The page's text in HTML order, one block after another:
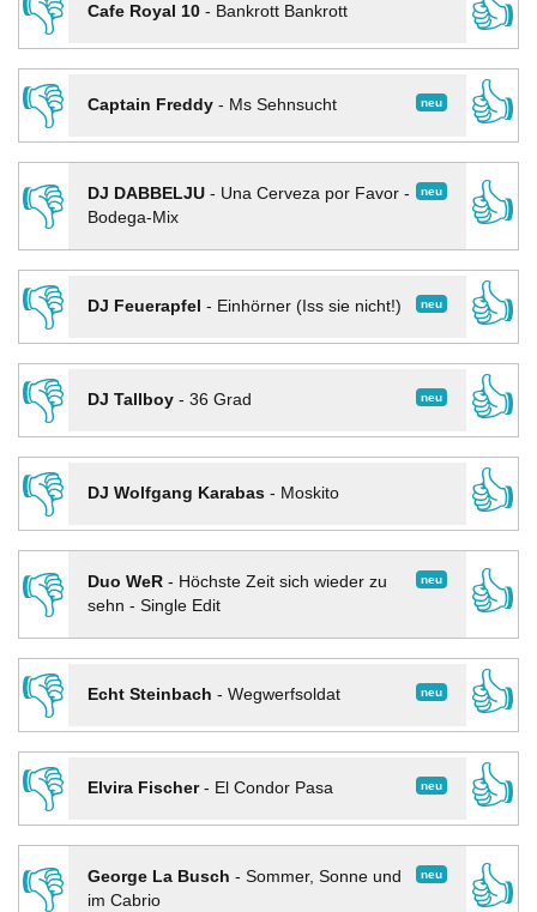
👎
Cafe Royal 10- Bankrott Bankrott
👍
👎
neu
Captain Freddy- Ms Sehnsucht
👍
👎
neu
DJ DABBELJU- Una Cerveza por Favor -
Bodega-Mix
👍
👎
neu
DJ Feuerapfel - Einhörner (Iss sie nicht!)
👍
👎
neu
DJ Tallboy- 36 Grad
👍
👎
DJ Wolfgang Karabas- Moskito
👍
👎
neu
Duo WeR- Höchste Zeit sich wieder zu
sehn - Single Edit
👍
👎
neu
Echt Steinbach - Wegwerfsoldat
👍
👎
neu
Elvira Fischer- El Condor Pasa
👍
👎
neu
George La Busch - Sommer, Sonne und
im Cabrio
👍